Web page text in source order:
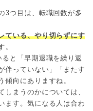
3つ目は、転職回数が多
ている、やり切らずにす
。
と「早期退職を繰り返
伴っていない」「またす
傾向にありますね。
しまうのかについては、
ます。気になる人は合わ